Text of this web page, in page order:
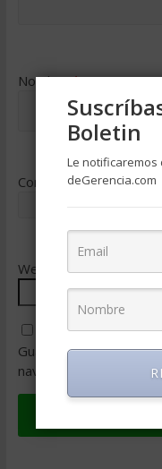
Nombre*
Correo electrónico*
Web
Guarda mi nombre,
navegador para la
Boletin
Le
deGerencia.com